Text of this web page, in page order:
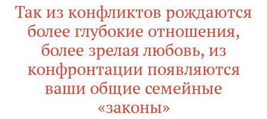
Так из конфликтов рождаются
более глубокие отношения,
более зрелая любовь, из
конфронтации появляются
ваши общие семейные
«законы»